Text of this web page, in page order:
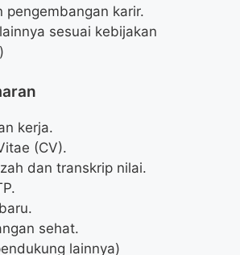
pengembangan karir.
sesuai kebijakan
kerja.
(CV).
dan transkrip nilai.
sehat.
lainnya)